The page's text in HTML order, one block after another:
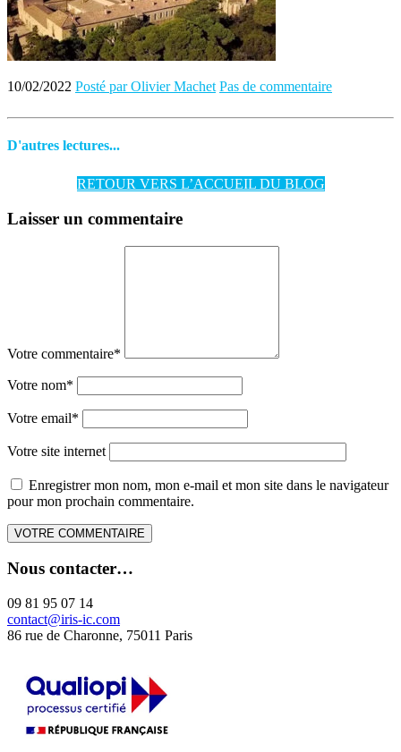
10/02/2022 Posté par Olivier Machet Pas de commentaire
D'autres lectures...
RETOUR VERS L’ACCUEIL DU BLOG
Laisser un commentaire
Votre commentaire*
Votre nom*
Votre email*
Votre site internet
Enregistrer mon nom, mon e-mail et mon site dans le navigateur
pour mon prochain commentaire.
Nous contacter…
09 81 95 07 14
contact@iris-ic.com
86 rue de Charonne, 75011 Paris